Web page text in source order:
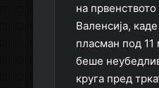
на
Валенсија,
пласман под
беше
круга пред